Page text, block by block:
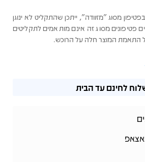
מסוג "מזוודה", ייתכן שהתקליט לא ינוגן
פטיפונים מסוג זה אינם מותאמים לתקליטים
על התאמת המוצר חלה על הרוכש.
לחינם עד הבית